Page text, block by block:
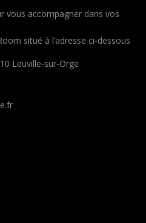
vous accompagner dans vos
situé à l’adresse ci-dessous
Leuville-sur-Orge